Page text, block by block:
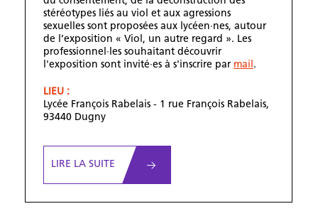
stéréotypes liés au viol et aux agressions
sexuelles sont proposées aux lycéen·nes, autour
de l’exposition « Viol, un autre regard ». Les
professionnel·les souhaitant découvrir
l'exposition sont invité·es à s'inscrire par mail.
LIEU :
Lycée François Rabelais - 1 rue François Rabelais,
93440 Dugny
LIRE LA SUITE